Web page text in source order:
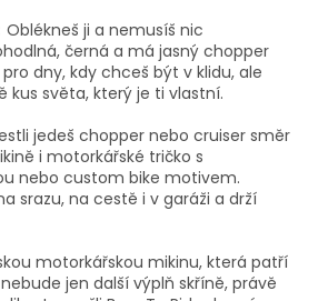
Oblékneš ji a nemusíš nic
černá a má jasný chopper
dny, kdy chceš být v klidu, ale
kus světa, který je ti vlastní.
jedeš chopper nebo cruiser směr
i motorkářské tričko s
nebo custom bike motivem.
srazu, na cestě i v garáži a drží
motorkářskou mikinu, která patří
jen další výplň skříně, právě